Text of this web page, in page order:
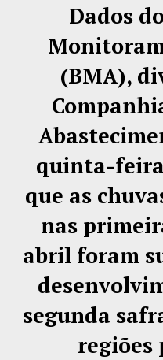
Dados
(BMA),
quinta-
que as
nas
abril foram
segunda
regiões